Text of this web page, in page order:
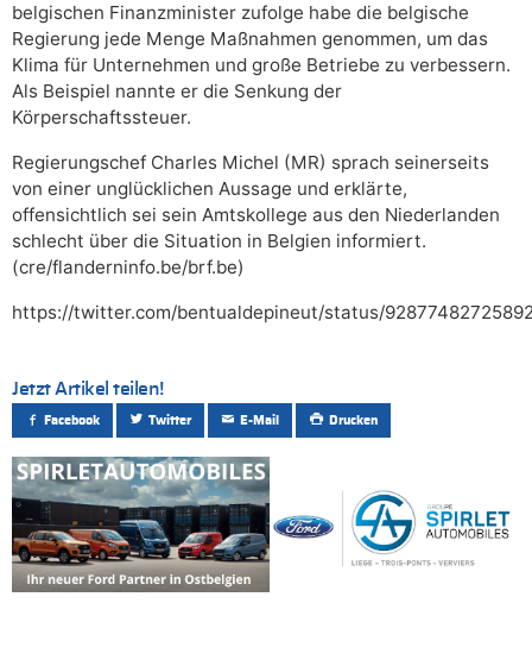
belgischen Finanzminister zufolge habe die belgische
Regierung jede Menge Maßnahmen genommen, um das
Klima für Unternehmen und große Betriebe zu verbessern.
Als Beispiel nannte er die Senkung der
Körperschaftssteuer.
Regierungschef Charles Michel (MR) sprach seinerseits
von einer unglücklichen Aussage und erklärte,
offensichtlich sei sein Amtskollege aus den Niederlanden
schlecht über die Situation in Belgien informiert.
(cre/flanderninfo.be/brf.be)
https://twitter.com/bentualdepineut/status/
Jetzt Artikel teilen!
Facebook Twitter E-Mail Drucken